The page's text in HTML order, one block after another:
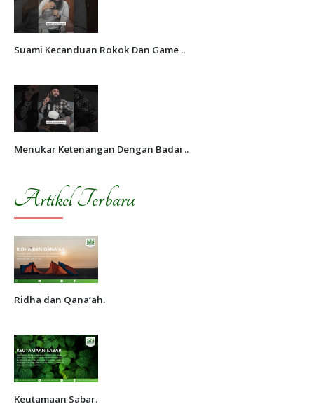
Suami Kecanduan Rokok Dan Game ..
Menukar Ketenangan Dengan Badai ..
Artikel Terbaru
Ridha dan Qana’ah.
Keutamaan Sabar.